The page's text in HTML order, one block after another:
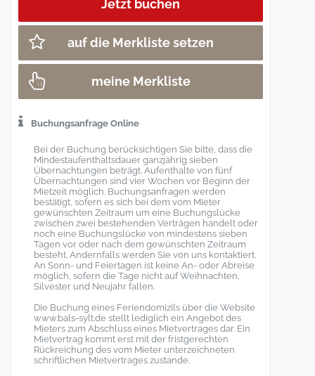
auf die Merkliste setzen
meine Merkliste
Buchungsanfrage Online
Bei der Buchung berücksichtigen Sie bitte, dass die
Mindestaufenthaltsdauer ganzjährig sieben
Übernachtungen beträgt. Aufenthalte von fünf
Übernachtungen sind vier Wochen vor Beginn der
Mietzeit möglich. Buchungsanfragen werden
bestätigt, sofern es sich bei dem vom Mieter
gewünschten Zeitraum um eine Buchungslücke
zwischen zwei bestehenden Verträgen handelt oder
noch eine Buchungslücke von mindestens sieben
Tagen vor oder nach dem gewünschten Zeitraum
besteht. Andernfalls werden Sie von uns kontaktiert.
An Sonn- und Feiertagen ist keine An- oder Abreise
möglich, sofern die Tage nicht auf Weihnachten,
Silvester und Neujahr fallen.
Die Buchung eines Feriendomizils über die Website
www.bals-sylt.de stellt lediglich ein Angebot des
Mieters zum Abschluss eines Mietvertrages dar. Ein
Mietvertrag kommt erst mit der fristgerechten
Rückreichung des vom Mieter unterzeichneten
schriftlichen Mietvertrages zustande.